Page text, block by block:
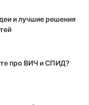
и лучшие решения
про ВИЧ и СПИД?